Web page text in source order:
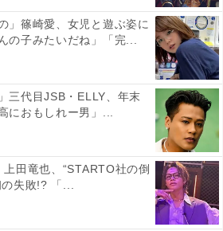
」篠崎愛、女児と遊ぶ姿に
の子みたいだね」「完...
三代目JSB・ELLY、年末
におもしれー男」...
上田竜也、“STARTO社の倒
の失敗!? 「...